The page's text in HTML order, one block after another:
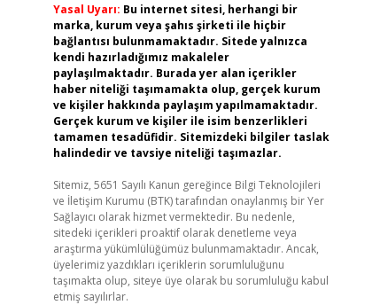
Yasal Uyarı: Bu internet sitesi, herhangi bir
marka, kurum veya şahıs şirketi ile hiçbir
bağlantısı bulunmamaktadır. Sitede yalnızca
kendi hazırladığımız makaleler
paylaşılmaktadır. Burada yer alan içerikler
haber niteliği taşımamakta olup, gerçek kurum
ve kişiler hakkında paylaşım yapılmamaktadır.
Gerçek kurum ve kişiler ile isim benzerlikleri
tamamen tesadüfidir. Sitemizdeki bilgiler taslak
halindedir ve tavsiye niteliği taşımazlar.
Sitemiz, 5651 Sayılı Kanun gereğince Bilgi Teknolojileri
ve İletişim Kurumu (BTK) tarafından onaylanmış bir Yer
Sağlayıcı olarak hizmet vermektedir. Bu nedenle,
sitedeki içerikleri proaktif olarak denetleme veya
araştırma yükümlülüğümüz bulunmamaktadır. Ancak,
üyelerimiz yazdıkları içeriklerin sorumluluğunu
taşımakta olup, siteye üye olarak bu sorumluluğu kabul
etmiş sayılırlar.